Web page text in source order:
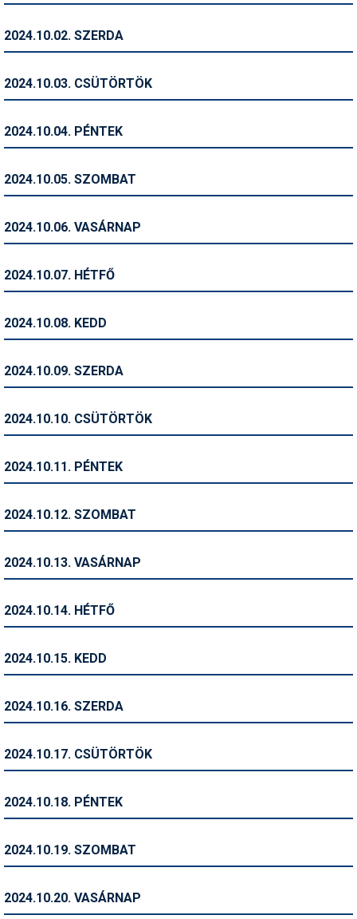
Ingatlan
Kerékpár
Magazinok
Pályázatok
Síbérletárak
Sífelszerelés
Símánia
Síszerviz
Snowboard
2024.10.02. SZERDA
2024.10.03. CSÜTÖRTÖK
2024.10.04. PÉNTEK
2024.10.05. SZOMBAT
2024.10.06. VASÁRNAP
2024.10.07. HÉTFŐ
2024.10.08. KEDD
2024.10.09. SZERDA
2024.10.10. CSÜTÖRTÖK
2024.10.11. PÉNTEK
2024.10.12. SZOMBAT
2024.10.13. VASÁRNAP
2024.10.14. HÉTFŐ
2024.10.15. KEDD
2024.10.16. SZERDA
2024.10.17. CSÜTÖRTÖK
2024.10.18. PÉNTEK
2024.10.19. SZOMBAT
2024.10.20. VASÁRNAP